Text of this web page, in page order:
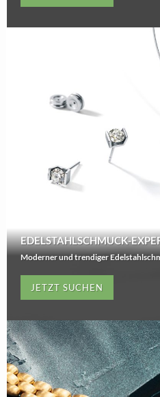
EDELSTAHLSCHMUCK-
Moderner und trendiger
JETZT SUCHEN